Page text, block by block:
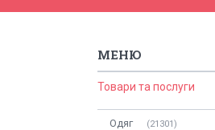
Товари та послуги
Одяг 21301